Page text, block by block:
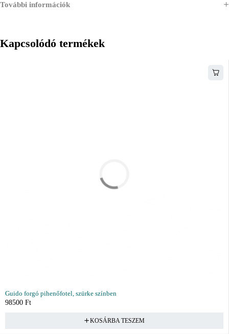
További információk
Kapcsolódó termékek
Guido forgó pihenőfotel, szürke színben
98500 Ft
KOSÁRBA TESZEM